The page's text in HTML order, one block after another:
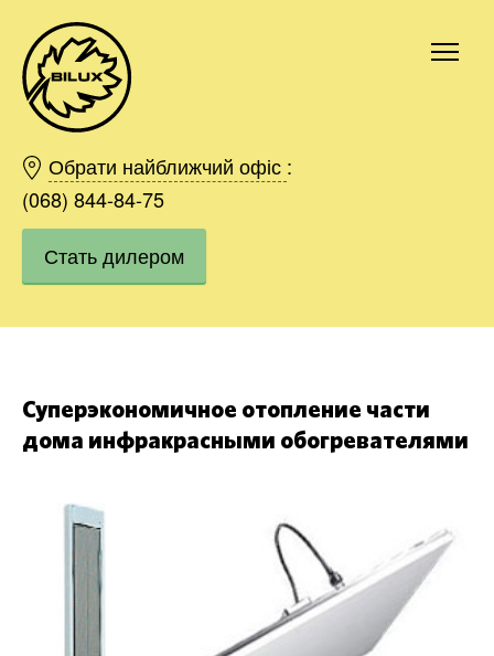
Обрати найближчий офіс :
(068) 844-84-75
Стать дилером
Суперэкономичное отопление части
дома инфракрасными обогревателями
Киев
Харьков
Одесса
Днепр
Ивано-Франковск
Область
Заказать